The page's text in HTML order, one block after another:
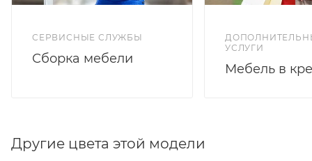
СЕРВИСНЫЕ СЛУЖБЫ
Сборка мебели
УСЛУГИ
Мебель в
Другие цвета этой модели